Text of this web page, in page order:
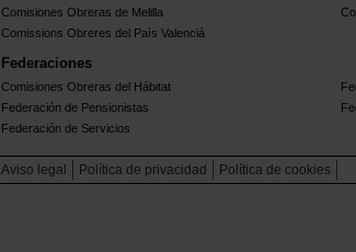
Comisiones Obreras de Melilla
Comissions Obreres del Paìs Valenciá
Federaciones
Comisiones Obreras del Hábitat
Federación de Pensionistas
Federación de Servicios
Aviso legal Política de privacidad Política de cookies